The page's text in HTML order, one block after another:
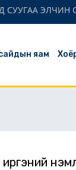
ЭЛЧИН
яам